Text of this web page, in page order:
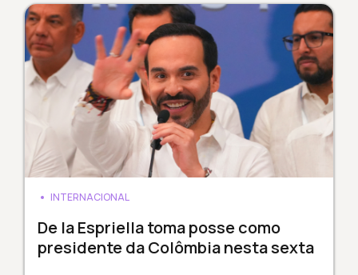
INTERNACIONAL
De la Espriella toma posse como
presidente da Colômbia nesta sexta